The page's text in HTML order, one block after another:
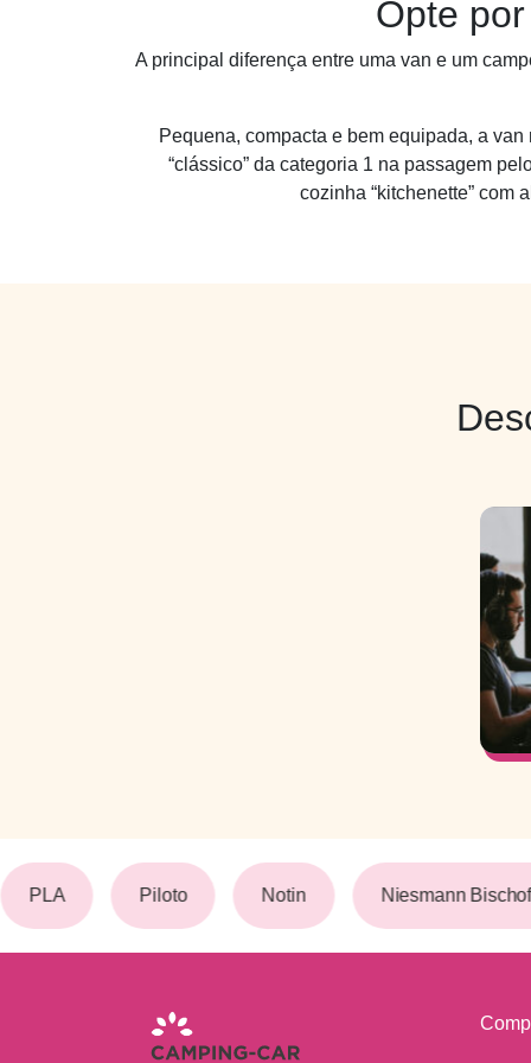
Opte
A principal diferença entre uma van e um
Pequena, compacta e bem equipada, a
“clássico” da categoria 1 na passagem
cozinha “kitchenette” com
PLA Piloto Notin Niesmann Bischoff